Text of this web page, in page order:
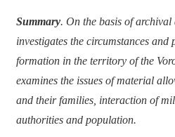
Summary. On the basis of archival
investigates the circumstances and
formation in the territory of the
examines the issues of material
and their families, interaction of
authorities and population.